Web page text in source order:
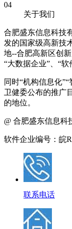
04
关于我们
合肥盛东信息科技
发的国家级高新技
地--合肥高新区创
“大数据企业”、“软
同时“机构信息化
卫健委公布的推广
的地位。
@ 合肥盛东信息科
软件企业编号：皖
联系电话